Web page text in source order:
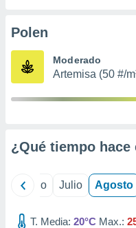
e
mediante
publicidad
publicidad
1199
Polen
Moderado
Artemisa (50 #/
¿Qué tiempo hace
Junio Julio Agosto
T. Media: 20°C Max.: